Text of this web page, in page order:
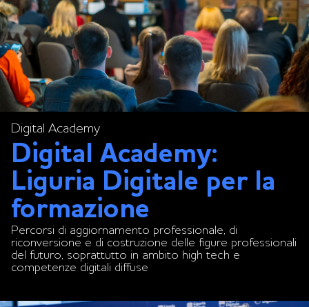
Digital Academy
Digital Academy:
Liguria Digitale per la
formazione
Percorsi di aggiornamento professionale, di
riconversione e di costruzione delle figure professionali
del futuro, soprattutto in ambito high tech e
competenze digitali diffuse